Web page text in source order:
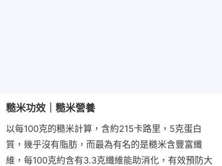
糙米功效｜糙米營養
以每100克的糙米計算，含約215卡路里，5克蛋白
質，幾乎沒有脂肪，而最為有名的是糙米含豐富纖
維，每100克約含有3.3克纖維能助消化，有效預防大